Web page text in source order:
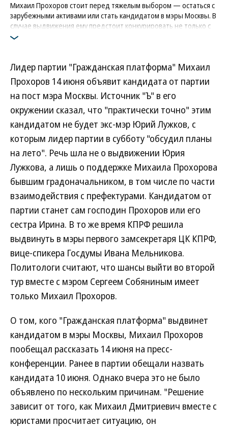
Михаил Прохоров стоит перед тяжелым выбором — остаться с
зарубежными активами или стать кандидатом в мэры Москвы. В
случае выдвижения ему предстоит конкурировать не только с
мэром Сергеем Собяниным, но и с вице-спикером Госдумы от
Лидер партии "Гражданская платформа" Михаил
Прохоров 14 июня объявит кандидата от партии
на пост мэра Москвы. Источник "Ъ" в его
окружении сказал, что "практически точно" этим
кандидатом не будет экс-мэр Юрий Лужков, с
которым лидер партии в субботу "обсудил планы
на лето". Речь шла не о выдвижении Юрия
Лужкова, а лишь о поддержке Михаила Прохорова
бывшим градоначальником, в том числе по части
взаимодействия с префектурами. Кандидатом от
партии станет сам господин Прохоров или его
сестра Ирина. В то же время КПРФ решила
выдвинуть в мэры первого замсекретаря ЦК КПРФ,
вице-спикера Госдумы Ивана Мельникова.
Политологи считают, что шансы выйти во второй
тур вместе с мэром Сергеем Собяниным имеет
только Михаил Прохоров.
О том, кого "Гражданская платформа" выдвинет
кандидатом в мэры Москвы, Михаил Прохоров
пообещал рассказать 14 июня на пресс-
конференции. Ранее в партии обещали назвать
кандидата 10 июня. Однако вчера это не было
объявлено по нескольким причинам. "Решение
зависит от того, как Михаил Дмитриевич вместе с
юристами просчитает ситуацию, он